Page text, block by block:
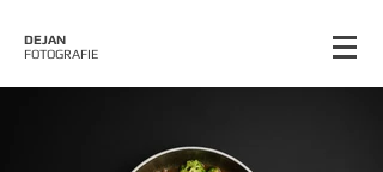
DEJAN
FOTOGRAFIE